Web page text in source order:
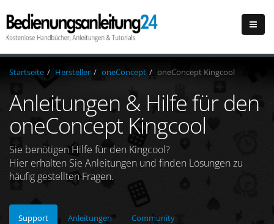
Startseite Hersteller oneConcept oneConcept Kingcool
Anleitungen & Hilfe für den
oneConcept Kingcool
Sie benötigen Hilfe für den Kingcool?
Hier erhalten Sie Anleitungen und finden Lösungen zu
häufig gestellten Fragen.
Support Anleitungen Community